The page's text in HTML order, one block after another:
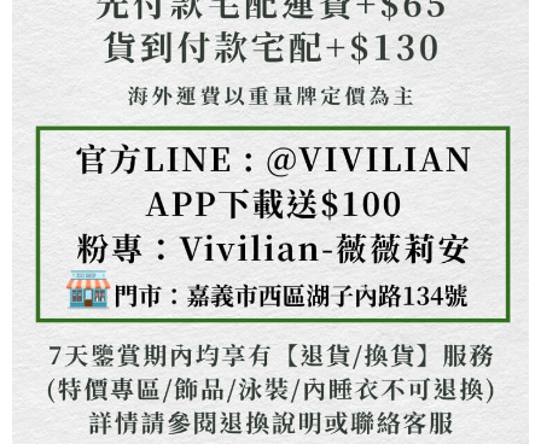
由本公司與您本人進行分期帳單所需資料之確認、核對及更正。
3.完整用戶服務條款，請詳閱以下連結： https://oppay.tw/userRule
客戶支援中心」 https://netprotections.freshdesk.com/support/home
【注意事項】
１．透過由恩沛科技股份有限公司提供之「AFTEE先享後付」服務完成之交
易，需依本服務之必要範圍內提供個人資料，並將交易相關給付款項請求債
權轉讓予恩沛科技股份有限公司。
２．關於個人資料處理事宜，請瀏覽以下網址：
https://aftee.tw/terms/#terms3
３．未成年的使用者請事先徵得法定代理人或監護人之同意方可使用
「AFTEE先享後付」，若未經同意申辦者引起之損失，本公司不負相關責
４．使用「AFTEE先享後付」時，將依據個別帳號之用戶狀況，依本公司即
時審查核予不同之上限額度；若仍有額度不足之情形，本公司將視審查結果
請求用戶進行身份認證。
５．嚴禁一人註冊多個帳號或使用他人資訊註冊。若發現惡意使用之情形，
恩沛科技股份有限公司將有權停止該用戶之使用額度並採取法律行動。
每筆NT$130，滿NT$1,500(含以上)免運費
查看運費